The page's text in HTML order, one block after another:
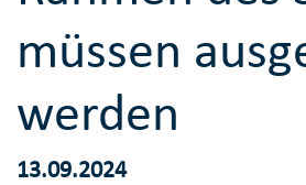
müssen
werden
13.09.2024